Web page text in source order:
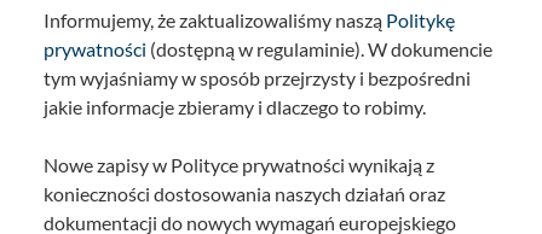
Informujemy, że zaktualizowaliśmy naszą Politykę
prywatności (dostępną w regulaminie). W dokumencie
tym wyjaśniamy w sposób przejrzysty i bezpośredni
jakie informacje zbieramy i dlaczego to robimy.
Nowe zapisy w Polityce prywatności wynikają z
konieczności dostosowania naszych działań oraz
dokumentacji do nowych wymagań europejskiego